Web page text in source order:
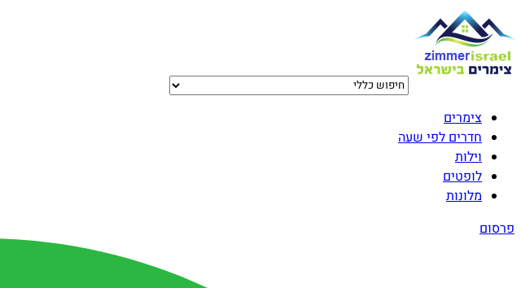
צימרים
חדרים לפי שעה
וילות
לופטים
מלונות
פרסום